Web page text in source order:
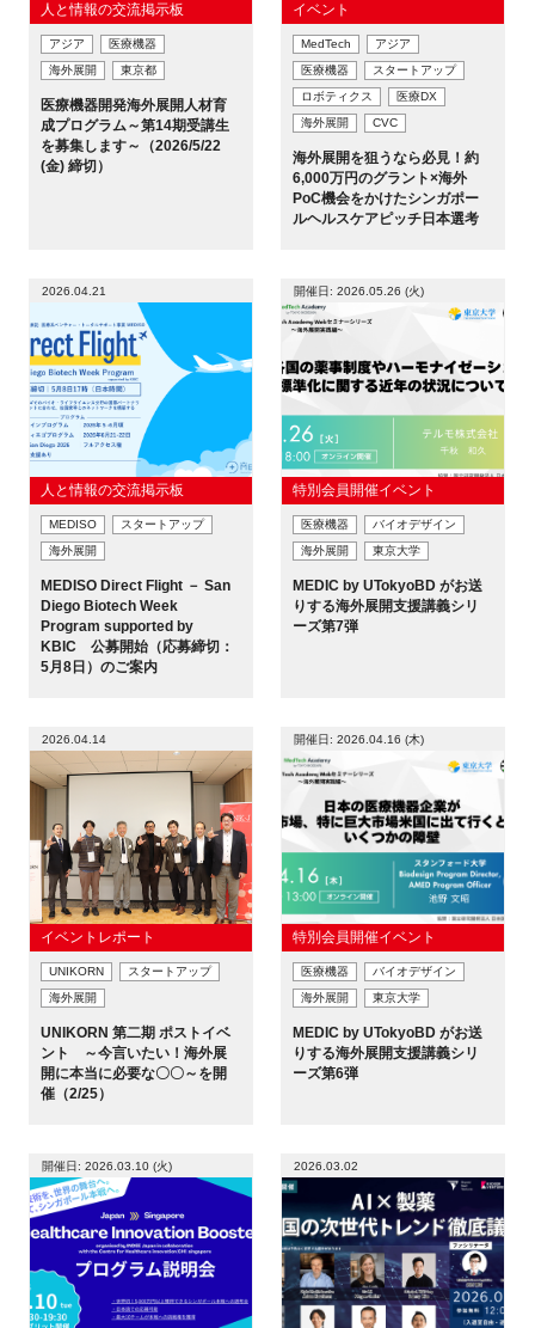
人と情報の交流掲示板
アジア
医療機器
海外展開
東京都
医療機器開発海外展開人材育
成プログラム～第14期受講生
を募集します～（2026/5/22
(金) 締切）
イベント
MedTech
アジア
医療機器
スタートアップ
ロボティクス
医療DX
海外展開
CVC
海外展開を狙うなら必見！約
6,000万円のグラント×海外
PoC機会をかけたシンガポー
ルヘルスケアピッチ日本選考
2026.04.21
人と情報の交流掲示板
MEDISO
スタートアップ
海外展開
MEDISO Direct Flight － San
Diego Biotech Week
Program supported by
KBIC 公募開始（応募締切：
5月8日）のご案内
開催日: 2026.05.26 (火)
特別会員開催イベント
医療機器
バイオデザイン
海外展開
東京大学
MEDIC by UTokyoBD がお送
りする海外展開支援講義シリ
ーズ第7弾
2026.04.14
イベントレポート
UNIKORN
スタートアップ
海外展開
UNIKORN 第二期 ポストイベ
ント ～今言いたい！海外展
開に本当に必要な〇〇～を開
催（2/25）
開催日: 2026.04.16 (木)
特別会員開催イベント
医療機器
バイオデザイン
海外展開
東京大学
MEDIC by UTokyoBD がお送
りする海外展開支援講義シリ
ーズ第6弾
開催日: 2026.03.10 (火) 2026.03.02